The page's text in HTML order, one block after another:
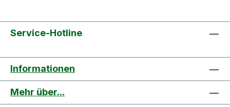
Service-Hotline
Informationen
Mehr über...